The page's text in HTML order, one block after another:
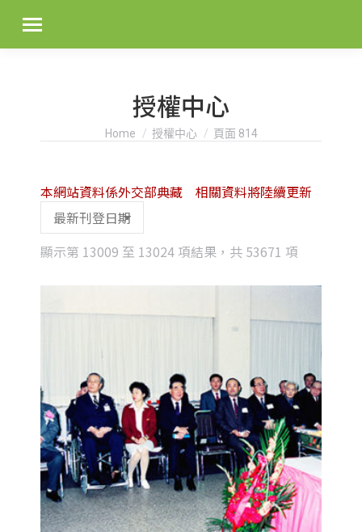
授權中心
You are here:
Home 授權中心 頁面 814
顯示第 13009 至 13024 項結果，共 53671 項
latest
本網站資料係外交部典藏 相關資料將陸續更新